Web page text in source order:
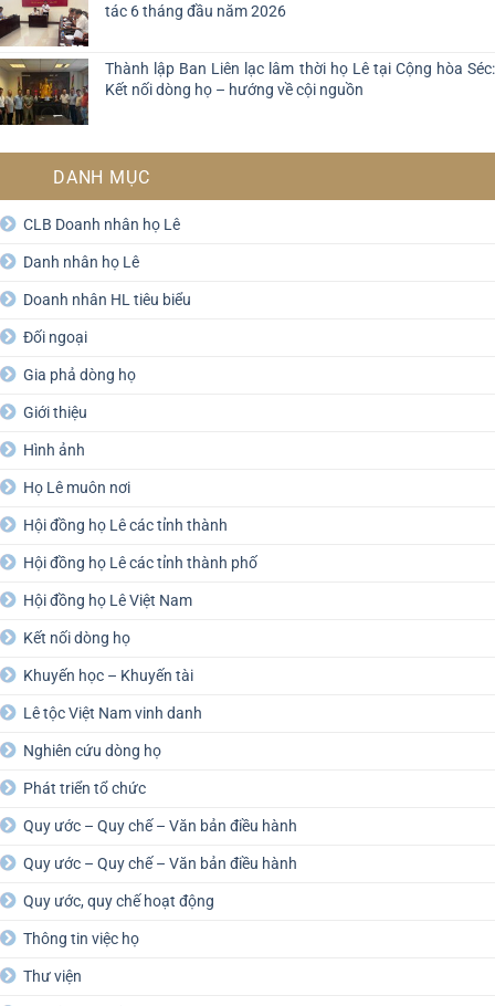
tác 6 tháng đầu năm 2026
Thành lập Ban Liên lạc lâm thời họ Lê tại Cộng hòa Séc:
Kết nối dòng họ – hướng về cội nguồn
DANH MỤC
CLB Doanh nhân họ Lê
Danh nhân họ Lê
Doanh nhân HL tiêu biểu
Đối ngoại
Gia phả dòng họ
Giới thiệu
Hình ảnh
Họ Lê muôn nơi
Hội đồng họ Lê các tỉnh thành
Hội đồng họ Lê các tỉnh thành phố
Hội đồng họ Lê Việt Nam
Kết nối dòng họ
Khuyến học – Khuyến tài
Lê tộc Việt Nam vinh danh
Nghiên cứu dòng họ
Phát triển tổ chức
Quy ước – Quy chế – Văn bản điều hành
Quy ước – Quy chế – Văn bản điều hành
Quy ước, quy chế hoạt động
Thông tin việc họ
Thư viện